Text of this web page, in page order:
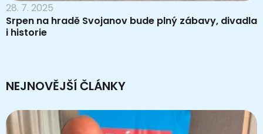
28. 7. 2025
Srpen na hradě Svojanov bude plný zábavy, divadla
i historie
NEJNOVĚJŠÍ ČLÁNKY